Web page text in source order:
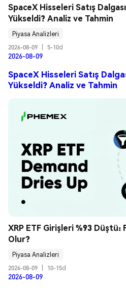
SpaceX Hisseleri Satış
Yükseldi? Analiz ve Tahmin
Piyasa Analizleri
2026-08-09
5-10d
2026-08-09
SpaceX Hisseleri Satış
Yükseldi? Analiz ve Tahmin
XRP ETF Girişleri %93
Olur?
Piyasa Analizleri
2026-08-09
10-15d
2026-08-09